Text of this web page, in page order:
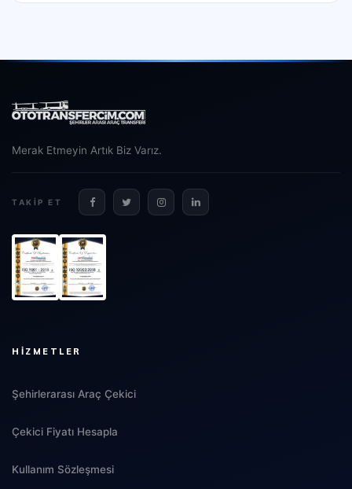
Merak Etmeyin Artık Biz Varız.
TAKIP ET
HIZMETLER
Şehirlerarası Araç Çekici
Çekici Fiyatı Hesapla
Kullanım Sözleşmesi